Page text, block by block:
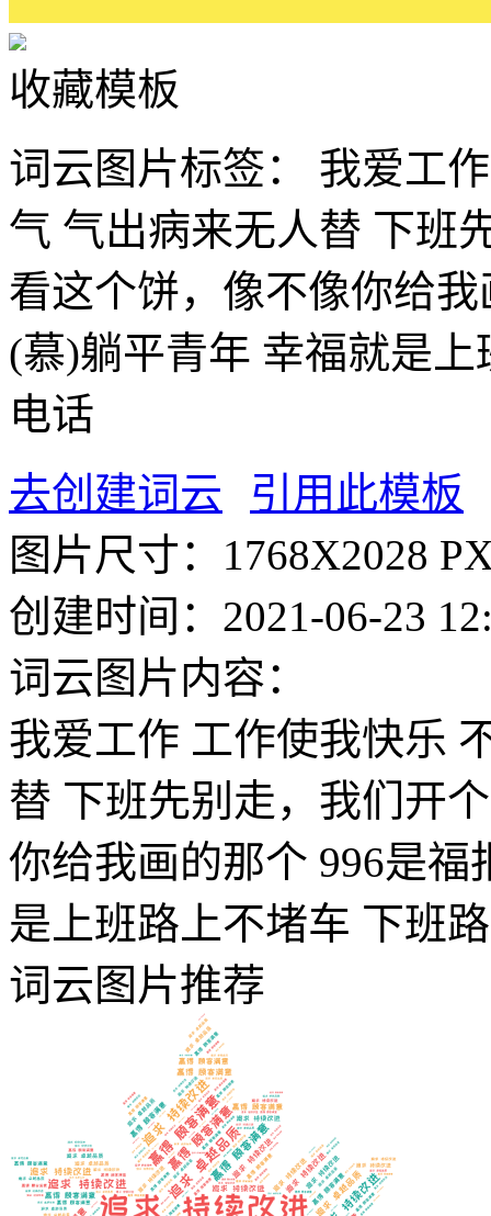
收藏模板
词云图片标签： 我爱工作
气 气出病来无人替 下班
看这个饼，像不像你给
(慕)躺平青年 幸福就是上
电话
去创建词云
引用此模板
图片尺寸： 1768X2028
创建时间： 2021-06-23
词云图片内容：
我爱工作 工作使我快乐
替 下班先别走，我们开
你给我画的那个 996是福
是上班路上不堵车 下班
词云图片推荐